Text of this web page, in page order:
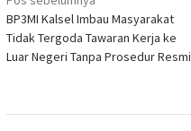
pos
BP3MI Kalsel Imbau Masyarakat
Tidak Tergoda Tawaran Kerja ke
Luar Negeri Tanpa Prosedur Resmi